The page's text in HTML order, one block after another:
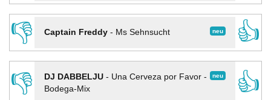
👎
neu
Captain Freddy- Ms Sehnsucht
👍
👎
neu
DJ DABBELJU- Una Cerveza por Favor -
Bodega-Mix
👍